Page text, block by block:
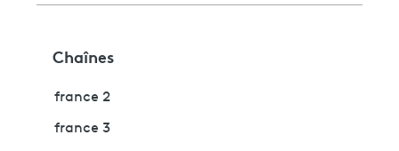
Chaînes
france 2
france 3